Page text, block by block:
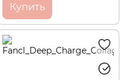
Купить